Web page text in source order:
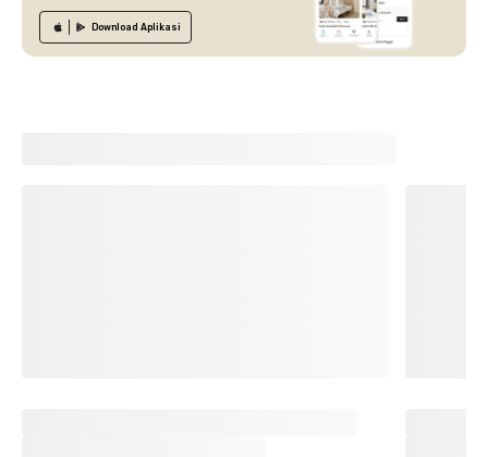
Download Aplikasi